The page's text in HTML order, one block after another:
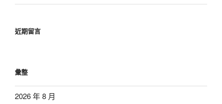
近期留言
彙整
2026 年 8 月